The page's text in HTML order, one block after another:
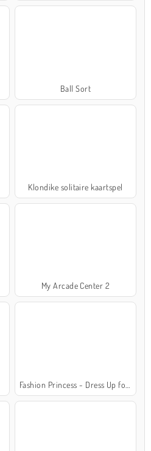
Ball Sort
Klondike solitaire kaartspel
My Arcade Center 2